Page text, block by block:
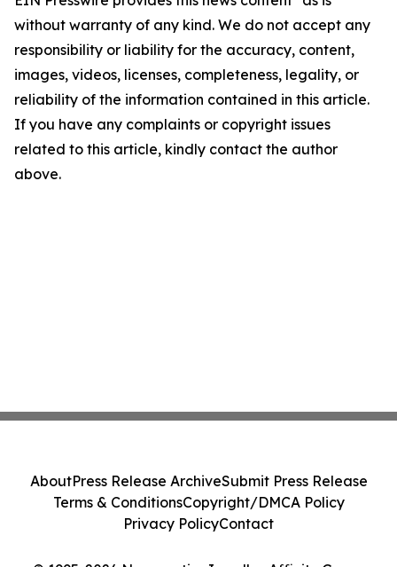
without warranty of any kind. We do not accept any
responsibility or liability for the accuracy, content,
images, videos, licenses, completeness, legality, or
reliability of the information contained in this article.
If you have any complaints or copyright issues
related to this article, kindly contact the author
above.
AboutPress Release ArchiveSubmit Press Release
Terms & ConditionsCopyright/DMCA Policy
Privacy PolicyContact